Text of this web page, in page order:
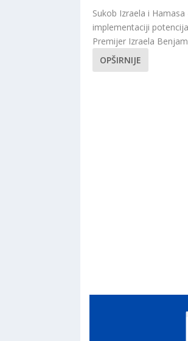
Sukob Izraela i
implementaciji
Premijer Izraela
OPŠIRNIJE